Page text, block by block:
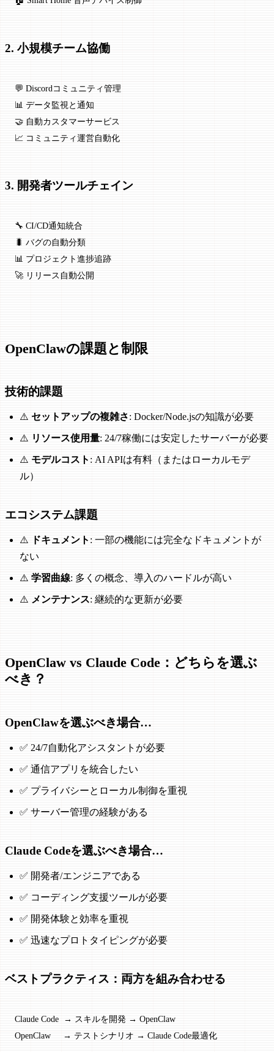
2. 小規模チーム協働
💬 Discordコミュニティ管理
📊 データ監視と通知
🤝 自動カスタマーサービス
📈 コミュニティ運営自動化
3. 開発者ツールチェイン
🔧 CI/CD通知統合
🐛 バグの自動分類
📊 プロジェクト進捗追跡
🚀 リリース自動公開
OpenClawの課題と制限
技術的課題
⚠️ セットアップの複雑さ: Docker/Node.jsの知識が必要
⚠️ リソース使用量: 24/7稼働には安定したサーバーが必要
⚠️ モデルコスト : AI APIは有料（またはローカルモデ
ル）
エコシステム課題
⚠️ ドキュメント : 一部の機能には完全なドキュメントが
ない
⚠️ 学習曲線: 多くの概念、導入のハードルが高い
⚠️ メンテナンス: 継続的な更新が必要
OpenClaw vs Claude Code：どちらを選ぶ
べき？
OpenClawを選ぶべき場合…
✅ 24/7自動化アシスタントが必要
✅ 通信アプリを統合したい
✅ プライバシーとローカル制御を重視
✅ サーバー管理の経験がある
Claude Codeを選ぶべき場合…
✅ 開発者/エンジニアである
✅ コーディング支援ツールが必要
✅ 開発体験と効率を重視
✅ 迅速なプロトタイピングが必要
ベストプラクティス：両方を組み合わせる
Claude Code  → スキルを開発 → OpenClaw
OpenClaw     → テストシナリオ → Claude Code最適化